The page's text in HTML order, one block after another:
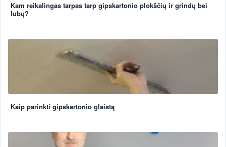
Kam reikalingas tarpas tarp gipskartonio plokščių ir grindų bei
lubų?
Kaip parinkti gipskartonio glaistą